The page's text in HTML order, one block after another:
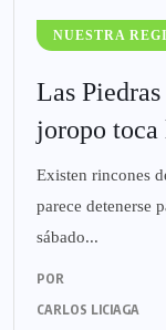
NUESTRA
Las
joropo toca
Existen rincones
parece detenerse
sábado...
POR
CARLOS LICIAGA